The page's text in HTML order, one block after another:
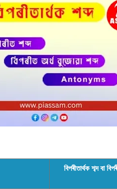
বিপৰীতাৰ্থক শব্দ